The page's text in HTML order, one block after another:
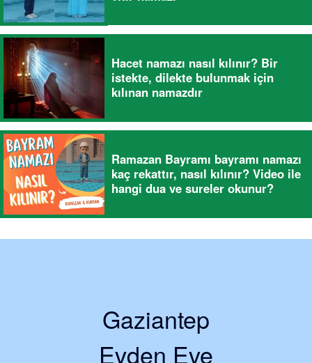
Hacet namazı nasıl kılınır? Bir
istekte, dilekte bulunmak için
kılınan namazdır
Ramazan Bayramı bayramı namazı
kaç rekattır, nasıl kılınır? Video ile
hangi dua ve sureler okunur?
Gaziantep
Evden Eve